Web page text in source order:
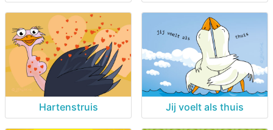
Hartenstruis Jij voelt als thuis